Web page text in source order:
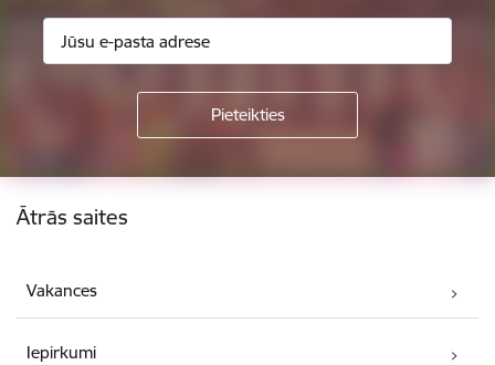
Kājene
Ātrās saites
Vakances
Iepirkumi